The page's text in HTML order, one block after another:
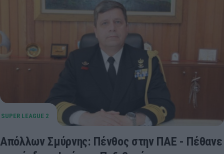
Απόλλων Σμύρνης: Πένθος στην ΠΑΕ - Πέθανε